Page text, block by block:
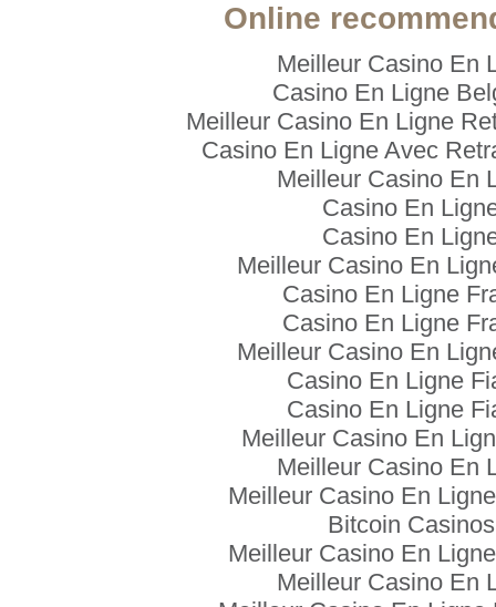
Online
Meilleur Casino En
Casino En Ligne
Meilleur Casino En Ligne
Casino En Ligne Avec
Meilleur Casino En
Casino En
Casino En
Meilleur Casino En
Casino En Ligne
Casino En Ligne
Meilleur Casino En
Casino En Ligne
Casino En Ligne
Meilleur Casino En
Meilleur Casino En
Meilleur Casino En
Bitcoin Casinos
Meilleur Casino En
Meilleur Casino En